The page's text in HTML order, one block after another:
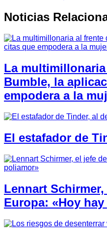
Noticias
La
Bumble, la
empodera a la
El estafador de
Lennart
Europa: «Hoy